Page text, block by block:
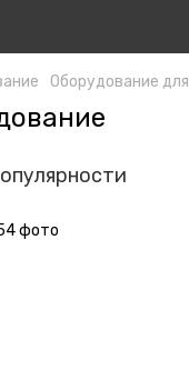
Оборудование